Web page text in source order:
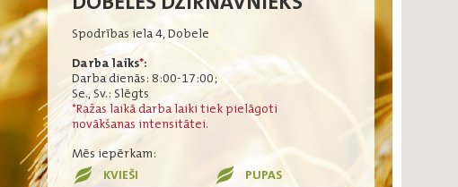
Spodrības iela 4, Dobele
Darba laiks*:
Darba dienās: 8:00-17:00;
Se., Sv.: Slēgts
*Ražas laikā darba laiki tiek pielāgoti
novākšanas intensitātei.
Mēs iepērkam:
KVIEŠI
PUPAS